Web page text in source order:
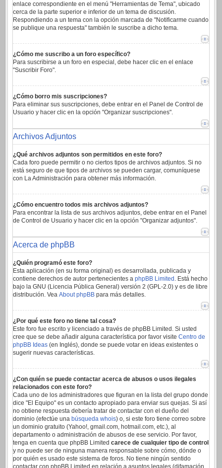
enlace correspondiente en el menú "Herramientas de Tema", ubicado
cerca de la parte superior e inferior de un tema de discusión.
Respondiendo a un tema con la opción marcada de "Notificarme cuando
se publique una respuesta" también le suscribe a dicho tema.
¿Cómo me suscribo a un foro específico?
Para suscribirse a un foro en especial, debe hacer clic en el enlace
"Suscribir Foro".
¿Cómo borro mis suscripciones?
Para eliminar sus suscripciones, debe entrar en el Panel de Control de
Usuario y hacer clic en la opción "Organizar suscripciones".
Archivos Adjuntos
¿Qué archivos adjuntos son permitidos en este foro?
Cada foro puede permitir o no ciertos tipos de archivos adjuntos. Si no
está seguro de que tipos de archivos se pueden cargar, comuníquese
con La Administración para obtener más información.
¿Cómo encuentro todos mis archivos adjuntos?
Para encontrar la lista de sus archivos adjuntos, debe entrar en el Panel
de Control de Usuario y hacer clic en la opción "Organizar adjuntos".
Acerca de phpBB
¿Quién programó este foro?
Esta aplicación (en su forma original) es desarrollada, publicada y
contiene derechos de autor pertenecientes a phpBB Limited . Está hecho
bajo la GNU (Licencia Pública General) versión 2 (GPL-2.0) y es de libre
distribución. Vea About phpBB para más detalles.
¿Por qué este foro no tiene tal cosa?
Este foro fue escrito y licenciado a través de phpBB Limited. Si usted
cree que se debe añadir alguna característica por favor visite Centro de
phpBB Ideas (en Inglés), donde se puede votar en ideas existentes o
sugerir nuevas características.
¿Con quién se puede contactar acerca de abusos o usos ilegales
relacionados con este foro?
Cada uno de los administradores que figuran en la lista del grupo donde
dice "El Equipo" es un contacto apropiado para enviar sus quejas. Si así
no obtiene respuesta debería tratar de contactar con el dueño del
dominio (efectúe una búsqueda whois) o, si este foro tiene correo sobre
un dominio gratuito (Yahoo!, gmail.com, hotmail.com, etc.), al
departamento o administración de abusos de ese servicio. Por favor,
tenga en cuenta que phpBB Limited carece de cualquier tipo de control
y no puede ser de ninguna manera responsable sobre cómo, dónde o
por quién es usado este sistema de foros. No tiene ningún sentido
contactar con phpBB Limited en relación a asuntos legales (difamación,